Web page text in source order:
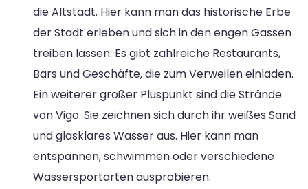
die Altstadt. Hier kann man das historische Erbe
der Stadt erleben und sich in den engen Gassen
treiben lassen. Es gibt zahlreiche Restaurants,
Bars und Geschäfte, die zum Verweilen einladen.
Ein weiterer großer Pluspunkt sind die Strände
von Vigo. Sie zeichnen sich durch ihr weißes Sand
und glasklares Wasser aus. Hier kann man
entspannen, schwimmen oder verschiedene
Wassersportarten ausprobieren.